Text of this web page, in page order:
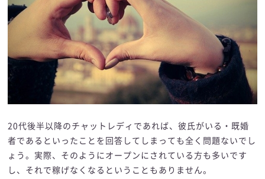
20代後半以降のチャットレディであれば、彼氏がいる・既婚
者であるといったことを回答してしまっても全く問題ないでし
ょう。実際、そのようにオープンにされている方も多いです
し、それで稼げなくなるということもありません。